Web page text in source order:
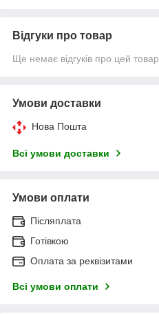
Відгуки про товар
Ще немає відгуків про цей товар
Умови доставки
Нова Пошта
Всі умови доставки
Умови оплати
Післяплата
Готівкою
Оплата за реквізитами
Всі умови оплати